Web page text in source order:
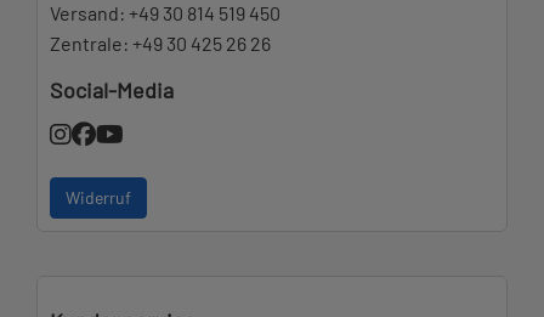
Versand: +49 30 814 519 450
Zentrale: +49 30 425 26 26
Social-Media
Widerruf